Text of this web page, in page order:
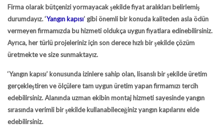
Firma olarak bütçenizi yormayacak şekilde fiyat aralıkları belirlemiş
durumdayız. ‘Yangın kapısı’ gibi önemli bir konuda kaliteden asla ödün
vermeyen firmamızda bu hizmeti oldukça uygun fiyatlara edinebilirsiniz.
Ayrıca, her türlü projeleriniz için son derece hızlı bir şekilde çözüm
üretmekte ve size sunmaktayız.
‘Yangın kapısı’ konusunda izinlere sahip olan, lisanslı bir şekilde üretim
gerçekleştiren ve ölçülere tam uygun üretim yapan firmamızı tercih
edebilirsiniz. Alanında uzman ekibin montaj hizmeti sayesinde yangın
sırasında verimli bir şekilde kullanabileceğiniz yangın kapılarını elde
edebilirsiniz.